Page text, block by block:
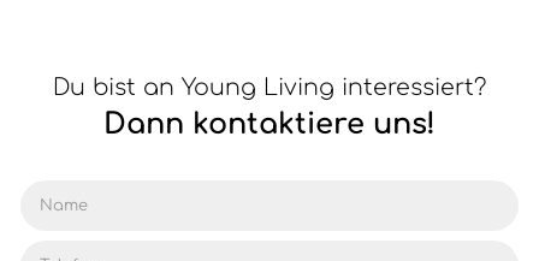
Du bist an Young Living interessiert?
Dann kontaktiere uns!